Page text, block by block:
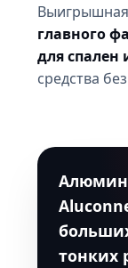
главного
для
средства
тонких